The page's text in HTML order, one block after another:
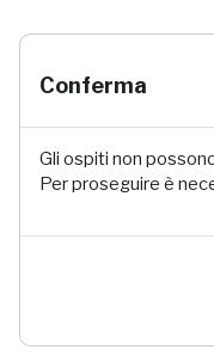
Conferma
Gli ospiti non
Per proseguire è